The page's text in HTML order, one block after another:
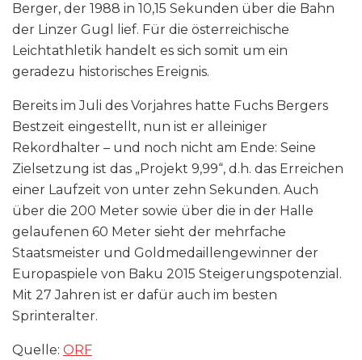
Berger, der 1988 in 10,15 Sekunden über die Bahn
der Linzer Gugl lief. Für die österreichische
Leichtathletik handelt es sich somit um ein
geradezu historisches Ereignis.
Bereits im Juli des Vorjahres hatte Fuchs Bergers
Bestzeit eingestellt, nun ist er alleiniger
Rekordhalter – und noch nicht am Ende: Seine
Zielsetzung ist das „Projekt 9,99“, d.h. das Erreichen
einer Laufzeit von unter zehn Sekunden. Auch
über die 200 Meter sowie über die in der Halle
gelaufenen 60 Meter sieht der mehrfache
Staatsmeister und Goldmedaillengewinner der
Europaspiele von Baku 2015 Steigerungspotenzial.
Mit 27 Jahren ist er dafür auch im besten
Sprinteralter.
Quelle: ORF